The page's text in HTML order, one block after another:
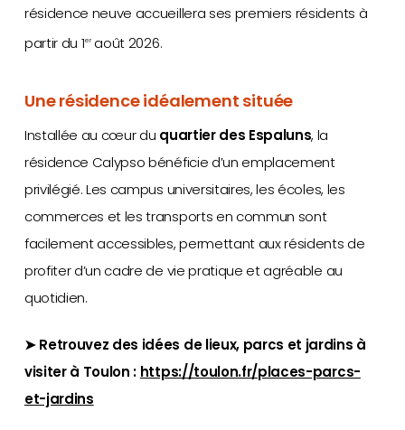
résidence neuve accueillera ses premiers résidents à
partir du 1eraoût 2026.
Une résidence idéalement située
Installée au cœur du quartier des Espaluns, la
résidence Calypso bénéficie d’un emplacement
privilégié. Les campus universitaires, les écoles, les
commerces et les transports en commun sont
facilement accessibles, permettant aux résidents de
profiter d’un cadre de vie pratique et agréable au
quotidien.
➤ Retrouvez des idées de lieux, parcs et jardins à
visiter à Toulon : https://toulon.fr/places-parcs-
et-jardins